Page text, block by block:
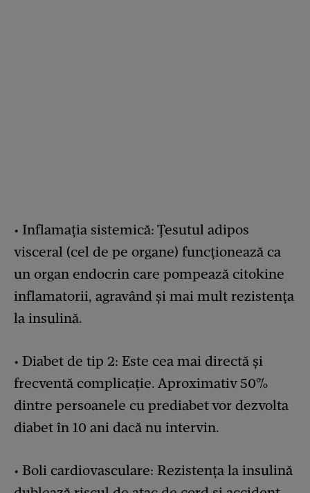
• Inflamația sistemică: Țesutul adipos
visceral (cel de pe organe) funcționează ca
un organ endocrin care pompează citokine
inflamatorii, agravând și mai mult rezistența
la insulină.
• Diabet de tip 2: Este cea mai directă și
frecventă complicație. Aproximativ 50%
dintre persoanele cu prediabet vor dezvolta
diabet în 10 ani dacă nu intervin.
• Boli cardiovasculare: Rezistența la insulină